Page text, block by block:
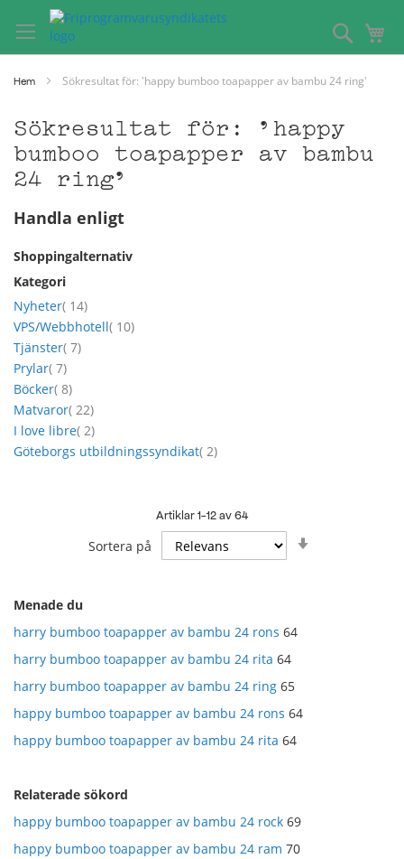
Hoppa
till
innehållet
Sök
Hem Sökresultat för: 'happy bumboo toapapper av bambu 24 ring'
Sökresultat för: 'happy
bumboo toapapper av bambu
24 ring'
Artiklar 1-12 av 64
Sortera på
Menade du
harry bumboo toapapper av bambu 24 rons 64
harry bumboo toapapper av bambu 24 rita 64
harry bumboo toapapper av bambu 24 ring 65
happy bumboo toapapper av bambu 24 rons 64
happy bumboo toapapper av bambu 24 rita 64
Relaterade sökord
happy bumboo toapapper av bambu 24 rock 69
happy bumboo toapapper av bambu 24 ram 70
Handla enligt
Shoppingalternativ
Kategori
Nyheter 14artikel
VPS/Webbhotell 10artikel
Tjänster 7artikel
Prylar 7artikel
Böcker 8artikel
Matvaror 22artikel
I love libre 2artikel
Göteborgs utbildningssyndikat 2artikel